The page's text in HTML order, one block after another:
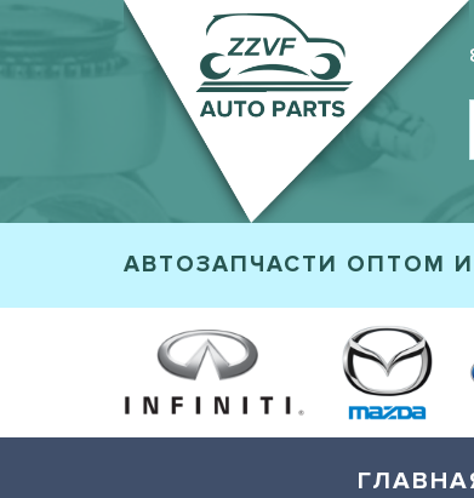
АВТОЗАПЧАСТИ ОПТОМ